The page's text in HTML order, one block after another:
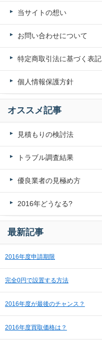
当サイトの想い
お問い合わせについて
特定商取引法に基づく表記
個人情報保護方針
オススメ記事
見積もりの検討法
トラブル調査結果
優良業者の見極め方
2016年どうなる?
最新記事
2016年度申請期限
完全0円で設置する方法
2016年度が最後のチャンス？
2016年度買取価格は？